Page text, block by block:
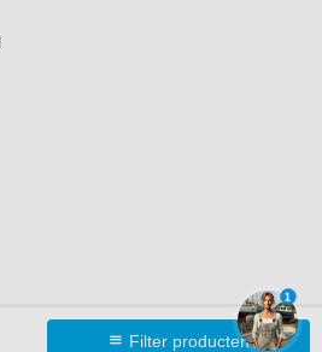
Filter producten
Polyestershoppen bv
1